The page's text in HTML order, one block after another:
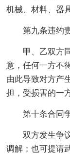
机械、材料、器
第九条违约
甲、乙双方
意，任何一方不
由此导致对方产
担，受损害的一
第十条合同
双方发生争
调解；也可提请